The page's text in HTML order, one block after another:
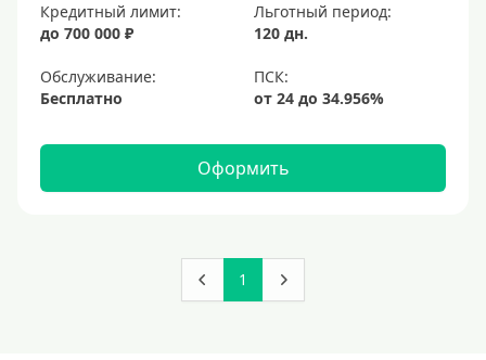
Кредитный лимит:
до 700 000 ₽
Льготный период:
120 дн.
Обслуживание:
Бесплатно
Оформить
1